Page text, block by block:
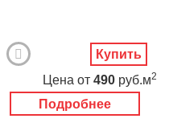
Подробнее
Цена от 490 руб.м2
Купить